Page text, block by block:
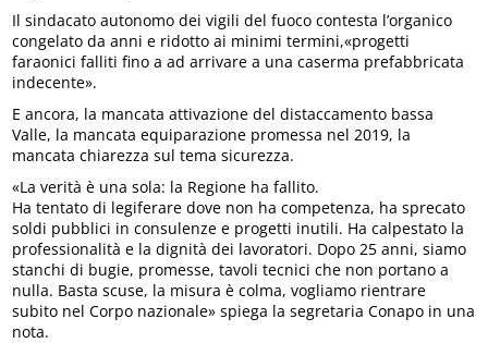
Il sindacato autonomo dei vigili del fuoco contesta l’organico
congelato da anni e ridotto ai minimi termini,«progetti
faraonici falliti fino a ad arrivare a una caserma prefabbricata
indecente».
E ancora, la mancata attivazione del distaccamento bassa
Valle, la mancata equiparazione promessa nel 2019, la
mancata chiarezza sul tema sicurezza.
«La verità è una sola: la Regione ha fallito.
Ha tentato di legiferare dove non ha competenza, ha sprecato
soldi pubblici in consulenze e progetti inutili. Ha calpestato la
professionalità e la dignità dei lavoratori. Dopo 25 anni, siamo
stanchi di bugie, promesse, tavoli tecnici che non portano a
nulla. Basta scuse, la misura è colma, vogliamo rientrare
subito nel Corpo nazionale» spiega la segretaria Conapo in una
nota.